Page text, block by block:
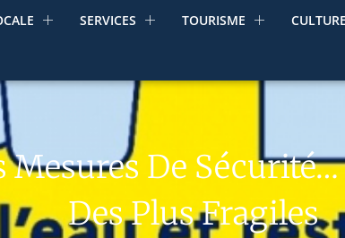
SERVICES TOURISME CULTURE
Mesures De
Des Plus Fragiles